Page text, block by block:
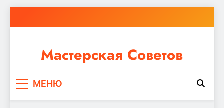
к
Мастерская Советов
ремонт или крупное строительство, в Мастерской
МЕНЮ